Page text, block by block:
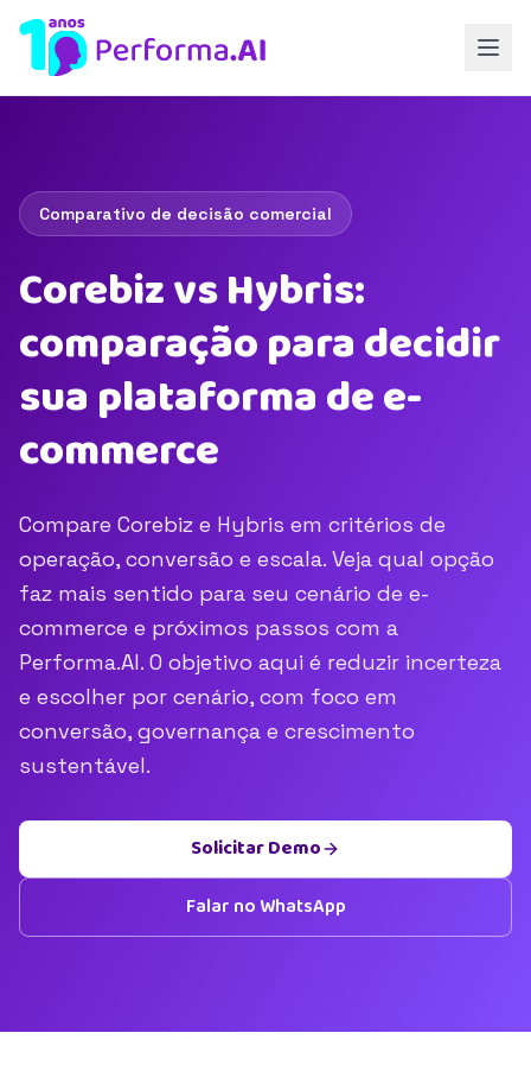
Comparativo de decisão comercial
Corebiz vs Hybris:
comparação para decidir
sua plataforma de e-
commerce
Compare Corebiz e Hybris em critérios de
operação, conversão e escala. Veja qual opção
faz mais sentido para seu cenário de e-
commerce e próximos passos com a
Performa.AI. O objetivo aqui é reduzir incerteza
e escolher por cenário, com foco em
conversão, governança e crescimento
sustentável.
Solicitar Demo
Falar no WhatsApp